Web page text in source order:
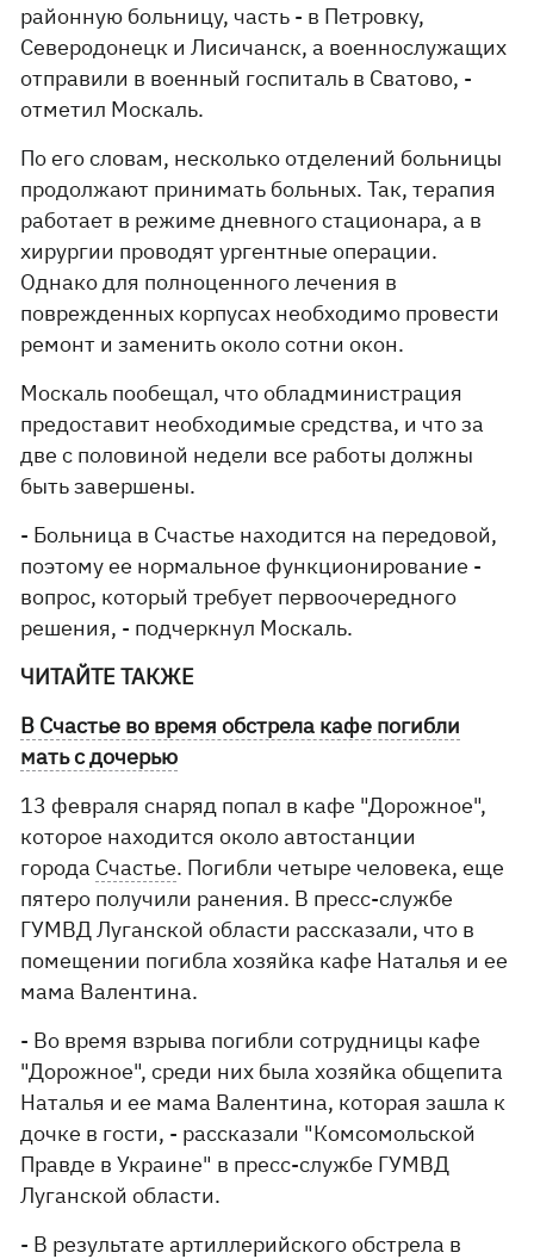
районную больницу, часть - в Петровку,
Северодонецк и Лисичанск, а военнослужащих
отправили в военный госпиталь в Сватово, -
отметил Москаль.
По его словам, несколько отделений больницы
продолжают принимать больных. Так, терапия
работает в режиме дневного стационара, а в
хирургии проводят ургентные операции.
Однако для полноценного лечения в
поврежденных корпусах необходимо провести
ремонт и заменить около сотни окон.
Москаль пообещал, что обладминистрация
предоставит необходимые средства, и что за
две с половиной недели все работы должны
быть завершены.
- Больница в Счастье находится на передовой,
поэтому ее нормальное функционирование -
вопрос, который требует первоочередного
решения, - подчеркнул Москаль.
ЧИТАЙТЕ ТАКЖЕ
В Счастье во время обстрела кафе погибли
мать с дочерью
13 февраля снаряд попал в кафе "Дорожное",
которое находится около автостанции
города Счастье. Погибли четыре человека, еще
пятеро получили ранения. В пресс-службе
ГУМВД Луганской области рассказали, что в
помещении погибла хозяйка кафе Наталья и ее
мама Валентина.
- Во время взрыва погибли сотрудницы кафе
"Дорожное", среди них была хозяйка общепита
Наталья и ее мама Валентина, которая зашла к
дочке в гости, - рассказали "Комсомольской
Правде в Украине" в пресс-службе ГУМВД
Луганской области.
- В результате артиллерийского обстрела в